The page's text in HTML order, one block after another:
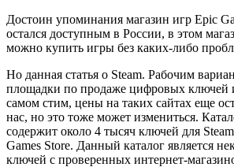
Достоин упоминания магазин игр Epic
остался доступным в России, в этом
можно купить игры без каких-либо
Но данная статья о Steam. Рабочим
площадки по продаже цифровых ключей
самом стим, цены на таких сайтах еще
нас, но это тоже может измениться.
содержит около 4 тысяч ключей для
Games Store. Данный каталог является
ключей с проверенных интернет-